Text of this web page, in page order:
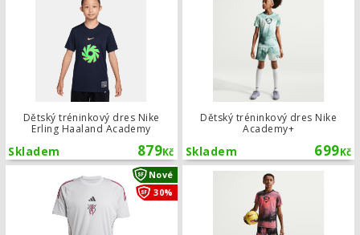
Dětský tréninkový dres Nike
Erling Haaland Academy
879Kč
Skladem
Dětský tréninkový dres Nike
Academy+
699Kč
Skladem
Nové
30%
Tréninkový dres adidas Jude